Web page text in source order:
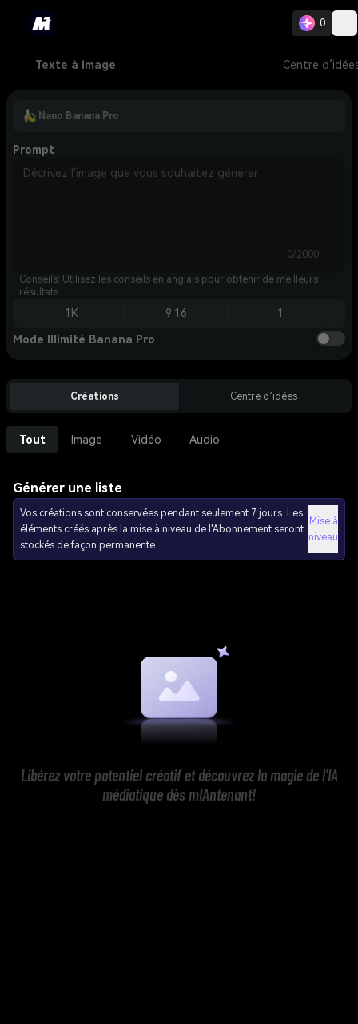
0
Texte à image Centre
Nano Banana Pro
Prompt
0/2000
Conseils: Utilisez les conseils en anglais pour obtenir de meilleurs
résultats.
1K 9:16 1
Mode Illimité Banana Pro
Créations Centre d’idées
Tout Image Vidéo Audio
Générer une liste
Vos créations sont conservées pendant seulement 7 jours. Les
éléments créés après la mise à niveau de l'Abonnement seront
stockés de façon permanente.
Mise à
niveau
Libérez votre potentiel créatif et découvrez la magie de l'IA
médiatique dès mIAntenant!